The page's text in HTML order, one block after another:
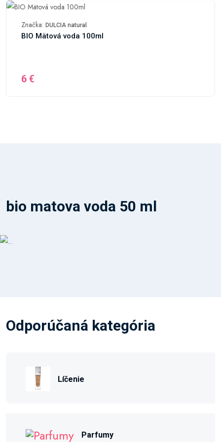
Značka: DULCIA natural
BIO Mätová voda 100ml
6 €
bio matova voda 50 ml
Odporúčaná kategória
Líčenie
Parfumy